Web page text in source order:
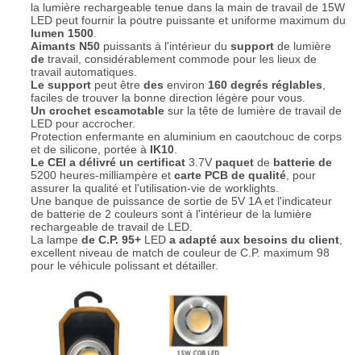
la lumière rechargeable tenue dans la main de travail de 15W
LED peut fournir la poutre puissante et uniforme maximum du
lumen 1500.
Aimants N50puissants à l'intérieur du supportde lumière
detravail, considérablement commode pour les lieux de
travail automatiques.
Le supportpeut être des environ 160 degrés réglables,
faciles de trouver la bonne direction légère pour vous.
Un crochet escamotablesur la tête de lumière de travail de
LED pour accrocher.
Protection enfermante en aluminium en caoutchouc de corps
et de silicone, portée à IK10.
Le CEI a délivré un certificat3.7V paquetde batterie de
5200 heures-milliampère et carte PCB de qualité, pour
assurer la qualité et l'utilisation-vie de worklights.
Une banque de puissance de sortie de 5V 1A et l'indicateur
de batterie de 2 couleurs sont à l'intérieur de la lumière
rechargeable de travail de LED.
La lampe de C.P. 95+LED a adapté aux besoins du client,
excellent niveau de match de couleur de C.P. maximum 98
pour le véhicule polissant et détailler.